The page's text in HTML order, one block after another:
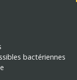
bactériennes